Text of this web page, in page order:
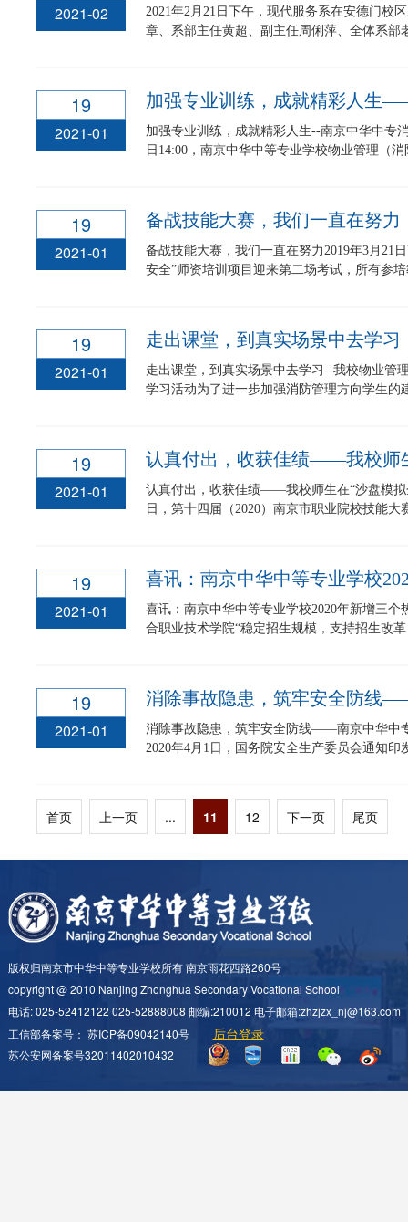
2021-02
2021年2月21日下午，现代服务系在安德门校
章、系部主任黄超、副主任周俐萍、全体系部
19
2021-01
加强专业训练，成就精彩人生--南京中华中专
日14:00，南京中华中等专业学校物业管理（
19
2021-01
备战技能大赛，我们一直在努力
备战技能大赛，我们一直在努力2019年3月21
安全”师资培训项目迎来第二场考试，所有参
19
2021-01
走出课堂，到真实场景中去学习
走出课堂，到真实场景中去学习--我校物业管
学习活动为了进一步加强消防管理方向学生的
19
2021-01
认真付出，收获佳绩——我校师生在“沙盘模拟
日，第十四届（2020）南京市职业院校技能大
19
2021-01
喜讯：南京中华中等专业学校
喜讯：南京中华中等专业学校2020年新增三
合职业技术学院“稳定招生规模，支持招生改
19
2021-01
消除事故隐患，筑牢安全防线——南京中华中
2020年4月1日，国务院安全生产委员会通知印
首页 上一页 ... 11 12 下一页 尾页
版权归南京市中华中等专业学校所有 南京雨花西路260号
copyright @ 2010 Nanjing Zhonghua Secondary Vocational School
电话: 025-52412122 025-52888008 邮编:210012 电子邮箱:zhzjzx_nj@163.com
工信部备案号： 苏ICP备09042140号 后台登录
苏公安网备案号32011402010432